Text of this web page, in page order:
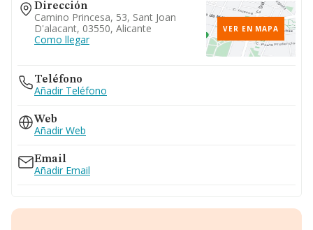
Dirección
Camino Princesa, 53, Sant Joan
D'alacant, 03550, Alicante
Como llegar
VER EN MAPA
Teléfono
Añadir Teléfono
Web
Añadir Web
Email
Añadir Email